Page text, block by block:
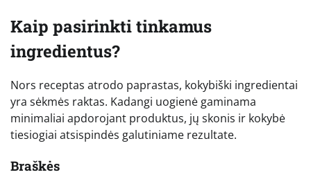
Kaip pasirinkti tinkamus
ingredientus?
Nors receptas atrodo paprastas, kokybiški ingredientai
yra sėkmės raktas. Kadangi uogienė gaminama
minimaliai apdorojant produktus, jų skonis ir kokybė
tiesiogiai atsispindės galutiniame rezultate.
Braškės